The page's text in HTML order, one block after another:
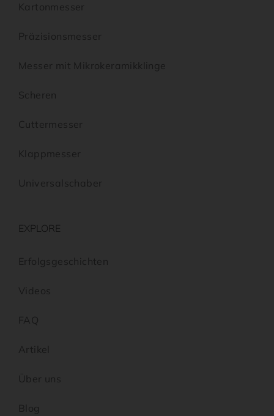
Kartonmesser
Präzisionsmesser
Messer mit Mikrokeramikklinge
Scheren
Cuttermesser
Klappmesser
Universalschaber
EXPLORE
Erfolgsgeschichten
Videos
FAQ
Artikel
Über uns
Blog